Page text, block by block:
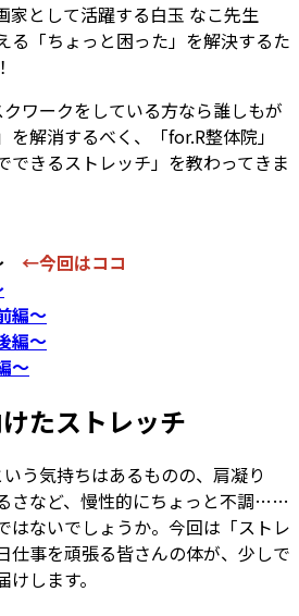
家として活躍する白玉 なこ先生
る「ちょっと困った」を解決するた
ワークをしている方なら誰しもが
解消するべく、「for.R整体院」
できるストレッチ」を教わってきま
←今回はココ
編～
編～
～
たストレッチ
う気持ちはあるものの、肩凝り
さなど、慢性的にちょっと不調……
はないでしょうか。今回は「ストレ
仕事を頑張る皆さんの体が、少しで
します。